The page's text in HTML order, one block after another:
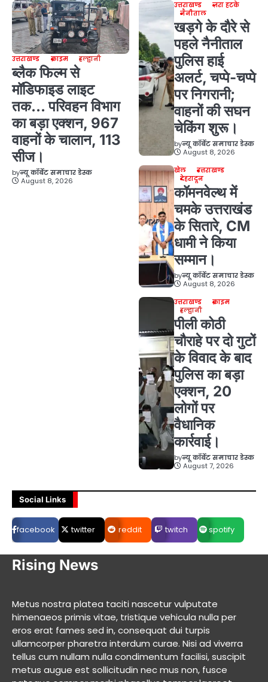
उत्तराखण्ड क्राइम हल्द्वानी
ब्लैक फिल्म से
मॉडिफाइड लाइट
तक… परिवहन विभाग
का बड़ा एक्शन, 967
वाहनों के चालान, 113
सीज।
byन्यू कॉर्बेट समाचार डेस्क
August 8, 2026
उत्तराखण्ड
ज़रा हटके
नैनीताल
खड़गे के दौरे से
पहले नैनीताल
पुलिस हाई
अलर्ट, चप्पे-चप्पे
पर निगरानी;
वाहनों की सघन
चेकिंग शुरू।
byन्यू कॉर्बेट समाचार डेस्क
August 8, 2026
खेल
उत्तराखण्ड
देहरादून
कॉमनवेल्थ में
चमके उत्तराखंड
के सितारे, CM
धामी ने किया
सम्मान।
byन्यू कॉर्बेट समाचार डेस्क
August 8, 2026
उत्तराखण्ड
क्राइम
हल्द्वानी
पीली कोठी
चौराहे पर दो गुटों
के विवाद के बाद
पुलिस का बड़ा
एक्शन, 20
लोगों पर
वैधानिक
कार्रवाई।
byन्यू कॉर्बेट समाचार डेस्क
August 7, 2026
Social Links
facebook twitter reddit twitch spotify
Rising News
Metus nostra platea taciti nascetur vulputate
himenaeos primis vitae, tristique vehicula nulla per
eros erat fames sed in, consequat dui turpis
ullamcorper pharetra interdum curae. Nisi ad viverra
tellus cum nullam nulla condimentum facilisi, suscipit
metus augue est sollicitudin nec mus non, fusce